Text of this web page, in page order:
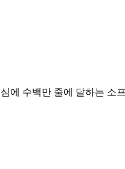
에 수백만 줄에 달하는 소